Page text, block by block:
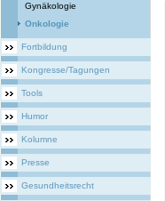
Gynäkologie
Onkologie
Fortbildung
Kongresse/Tagungen
Tools
Humor
Kolumne
Presse
Gesundheitsrecht